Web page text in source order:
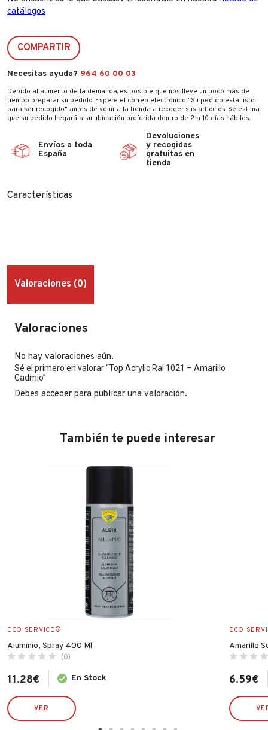
catálogos
COMPARTIR
Necesitas ayuda? 964 60 00 03
Debido al aumento de la demanda, es posible que nos lleve un poco más de
tiempo preparar su pedido. Espere el correo electrónico "Su pedido está listo
para ser recogido" antes de venir a la tienda a recoger sus artículos. Se estima
que su pedido llegará a su ubicación preferida dentro de 2 a 10 días hábiles.
Envíos a toda
España
Devoluciones
y recogidas
gratuitas en
tienda
Características
Valoraciones (0)
Valoraciones
No hay valoraciones aún.
Sé el primero en valorar “Top Acrylic Ral 1021 – Amarillo
Cadmio”
Debes acceder para publicar una valoración.
También te puede interesar
ECO SERVICE®
Aluminio, Spray 400 Ml
(0)
11.28€ En Stock
VER
ECO
Amarillo
6.59€